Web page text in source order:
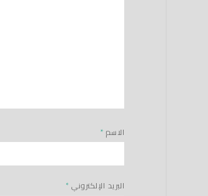
الاسم *
البريد الإلكتروني *